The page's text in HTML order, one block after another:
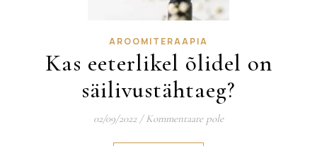
AROOMITERAAPIA
Kas eeterlikel õlidel on
säilivustähtaeg?
02/09/2022 / Kommentaare pole